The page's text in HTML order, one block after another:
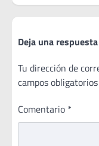
Deja una respuesta
Tu dirección de
campos
Comentario *